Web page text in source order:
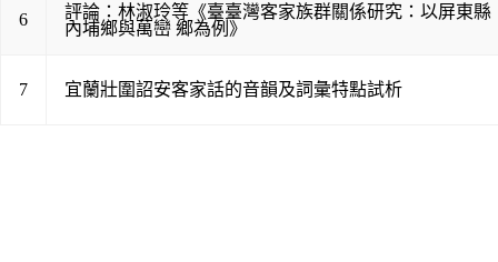
6
評論：林淑玲等《臺臺灣客家族群關係研究：以屏東縣
內埔鄉與萬巒 鄉為例》
7 宜蘭壯圍詔安客家話的音韻及詞彙特點試析